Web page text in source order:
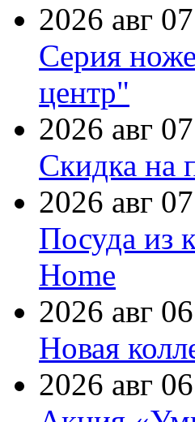
2026 авг 07
Серия
центр"
2026 авг 07
Скидка на
2026 авг 07
Посуда из
Home
2026 авг 06
Новая
2026 авг 06